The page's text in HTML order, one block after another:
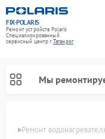
FIX-POLARIS
Ремонт устройств Polaris
Специализированный
cервисный центр г.Таганрог
Мы
Ремонт